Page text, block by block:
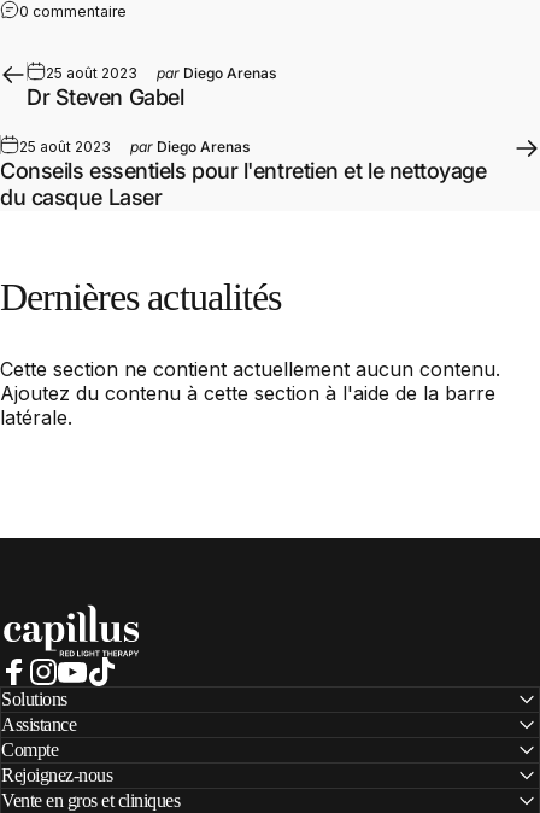
0 commentaire
25 août 2023 par Diego Arenas
Dr Steven Gabel
25 août 2023 par Diego Arenas
Conseils essentiels pour l'entretien et le nettoyage
du casque Laser
Dernières actualités
Cette section ne contient actuellement aucun contenu.
Ajoutez du contenu à cette section à l'aide de la barre
latérale.
Capillus
Facebook
Instagram
YouTube
Solutions
Assistance
Compte
Rejoignez-nous
Vente en gros et cliniques